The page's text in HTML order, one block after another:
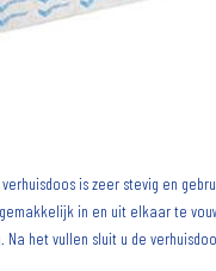
is zeer stevig en
in en uit elkaar te
Na het vullen sluit u de